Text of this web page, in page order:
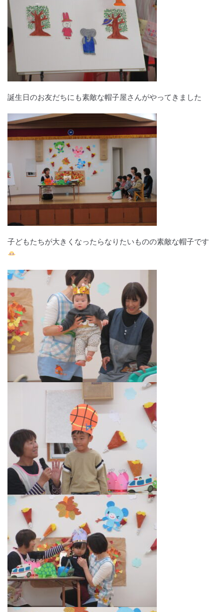
誕生日のお友だちにも素敵な帽子屋さんがやってきました
子どもたちが大きくなったらなりたいものの素敵な帽子です